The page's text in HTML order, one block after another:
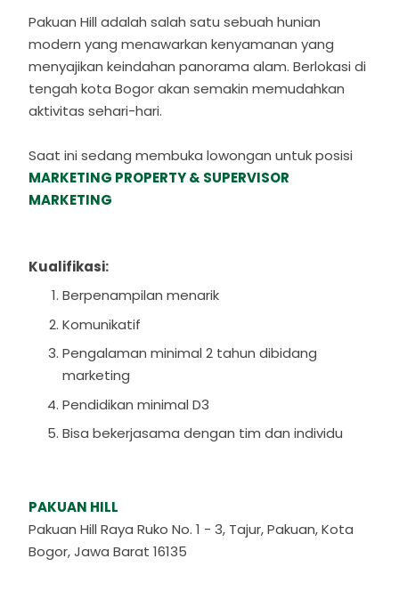
Pakuan Hill adalah salah satu sebuah hunian
modern yang menawarkan kenyamanan yang
menyajikan keindahan panorama alam. Berlokasi di
tengah kota Bogor akan semakin memudahkan
aktivitas sehari-hari.
Saat ini sedang membuka lowongan untuk posisi
MARKETING PROPERTY & SUPERVISOR
MARKETING
Kualifikasi:
Berpenampilan menarik
Komunikatif
Pengalaman minimal 2 tahun dibidang
marketing
Pendidikan minimal D3
Bisa bekerjasama dengan tim dan individu
PAKUAN HILL
Pakuan Hill Raya Ruko No. 1 - 3, Tajur, Pakuan, Kota
Bogor, Jawa Barat 16135